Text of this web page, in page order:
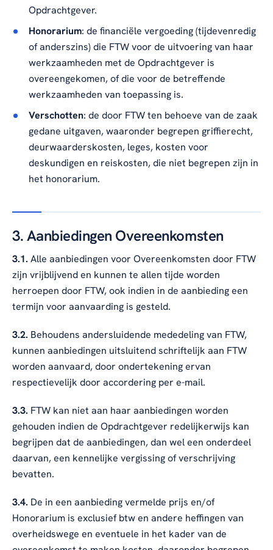
Opdrachtgever.
Honorarium: de financiële vergoeding (tijdevenredig
of anderszins) die FTW voor de uitvoering van haar
werkzaamheden met de Opdrachtgever is
overeengekomen, of die voor de betreffende
werkzaamheden van toepassing is.
Verschotten: de door FTW ten behoeve van de zaak
gedane uitgaven, waaronder begrepen griffierecht,
deurwaarderskosten, leges, kosten voor
deskundigen en reiskosten, die niet begrepen zijn in
het honorarium.
3. Aanbiedingen Overeenkomsten
3.1. Alle aanbiedingen voor Overeenkomsten door FTW
zijn vrijblijvend en kunnen te allen tijde worden
herroepen door FTW, ook indien in de aanbieding een
termijn voor aanvaarding is gesteld.
3.2. Behoudens andersluidende mededeling van FTW,
kunnen aanbiedingen uitsluitend schriftelijk aan FTW
worden aanvaard, door ondertekening ervan
respectievelijk door accordering per e-mail.
3.3. FTW kan niet aan haar aanbiedingen worden
gehouden indien de Opdrachtgever redelijkerwijs kan
begrijpen dat de aanbiedingen, dan wel een onderdeel
daarvan, een kennelijke vergissing of verschrijving
bevatten.
3.4. De in een aanbieding vermelde prijs en/of
Honorarium is exclusief btw en andere heffingen van
overheidswege en eventuele in het kader van de